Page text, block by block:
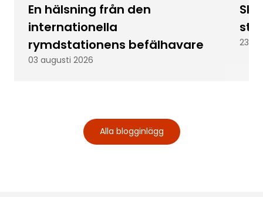
En hälsning från den
internationella
rymdstationens befälhavare
03 augusti 2026
23
Alla blogginlägg